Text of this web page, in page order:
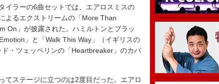
ラーの6曲セットでは、エアロスミスの
よるエクストリームの「More Than
On」が披露された。ハミルトンとブラッ
」と「Walk This Way」（イギリスの
・ツェッペリンの「Heartbreaker」のカバ
ステージに立つのは2度目だった。エアロ